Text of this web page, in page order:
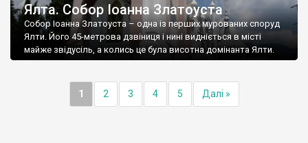
Ялта. Собор Іоанна Златоуста
Собор Іоанна Златоуста – одна із перших мурованих споруд
Ялти. Його 45-метрова дзвіниця і нині видніється в місті
майже звідусіль, а колись це була висотна домінанта Ялти.
1 2 3 4 5 Далі »